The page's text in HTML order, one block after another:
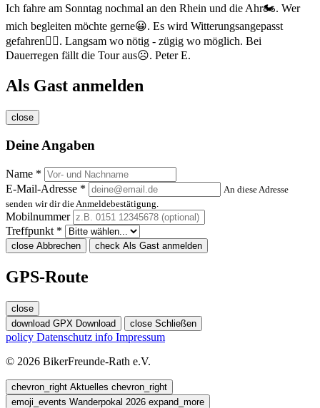
Ich fahre am Sonntag nochmal an den Rhein und die Ahr🏍️. Wer
mich begleiten möchte gerne😀. Es wird Witterungsangepasst
gefahren😶‍🌫️. Langsam wo nötig - zügig wo möglich. Bei
Dauerregen fällt die Tour aus☹️. Peter E.
Als Gast anmelden
close
Deine Angaben
Name *
E-Mail-Adresse *
An diese Adresse
senden wir dir die Anmeldebestätigung.
Mobilnummer
Treffpunkt *
close Abbrechen check Als Gast anmelden
GPS-Route
close
download GPX Download close Schließen
policy Datenschutz info Impressum
© 2026 BikerFreunde-Rath e.V.
chevron_right Aktuelles chevron_right
emoji_events Wanderpokal 2026 expand_more